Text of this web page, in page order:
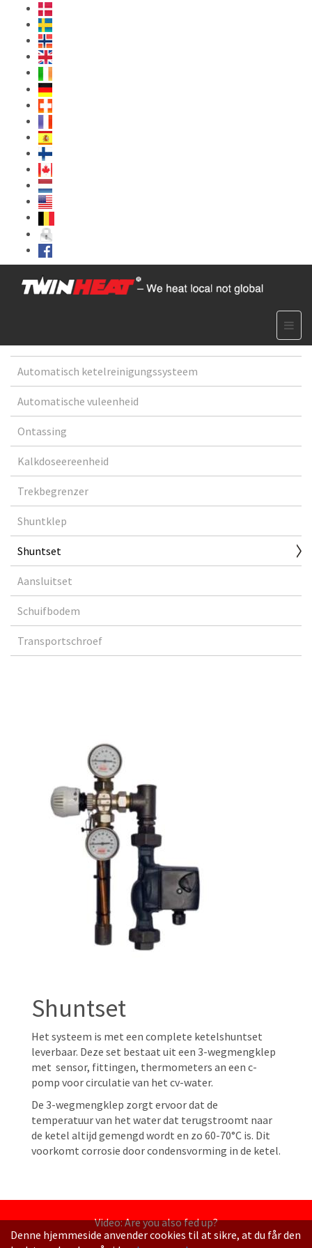
Automatisch ketelreinigungssysteem
Automatische vuleenheid
Ontassing
Kalkdoseereenheid
Trekbegrenzer
Shuntklep
Shuntset
Aansluitset
Schuifbodem
Transportschroef
Shuntset
Het systeem is met een complete ketelshuntset
leverbaar. Deze set bestaat uit een 3-wegmengklep
met sensor, fittingen, thermometers an een c-
pomp voor circulatie van het cv-water.
De 3-wegmengklep zorgt ervoor dat de
temperatuur van het water dat terugstroomt naar
de ketel altijd gemengd wordt en zo 60-70°C is. Dit
voorkomt corrosie door condensvorming in de ketel.
Video: Are you also fed up?
Denne hjemmeside anvender cookies til at sikre, at du får den